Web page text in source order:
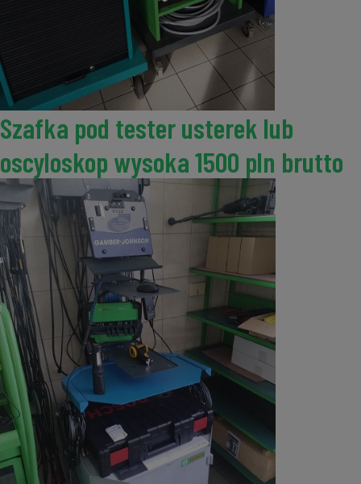
Szafka pod tester usterek lub
oscyloskop wysoka 1500 pln brutto